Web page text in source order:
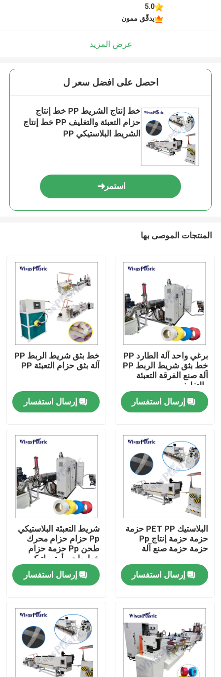
بيت
معلومات عنا
جولة في المعمل
رقابة جودة
اتصل بنا
آلة بثق الأنابيب البلاستيكية
خط بثق الأنبوب البلاستيكي
آلة بثق الأنبوب البلاستيكي
HDPE آلة بثق الأنابيب
5.0
يدقّق ممون
عرض المزيد
احصل على افضل سعر ل
خط إنتاج الشريط PP خط إنتاج
حزام التعبئة والتغليف PP خط إنتاج
الشريط البلاستيكي PP
استمر
المنتجات الموصى بها
برغي واحد آلة الطارد PP
خط بثق شريط الربط PP
آلة صنع الفرقة التعبئة
والتغليف
إرسال استفسار
خط بثق شريط الربط PP
آلة بثق حزام التعبئة PP
إرسال استفسار
البلاستيك PET PP حزمة
حزمة حزمة إنتاج Pp
حزمة حزمة صنع آلة
إرسال استفسار
شريط التعبئة البلاستيكي
Pp حزام حزام محرك
طحن Pp حزمة حزام
خط طحن أوتوماتيكي
بالكامل
إرسال استفسار